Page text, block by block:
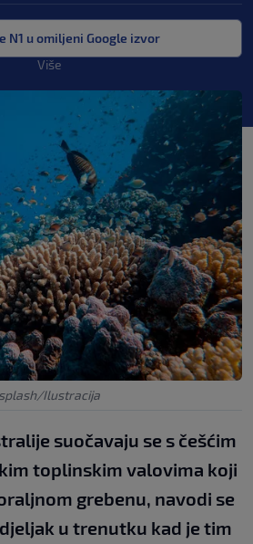
N1 u omiljeni Google izvor
Više
Ilustracija
suočavaju se s češćim
toplinskim valovima koji
grebenu, navodi se
u trenutku kad je tim